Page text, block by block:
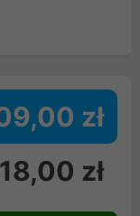
zł
zł